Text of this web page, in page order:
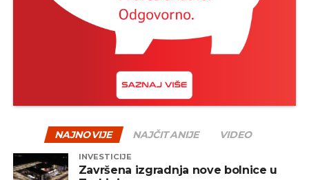
NAJNOVIJE NAJČITANIJE VIDEO
INVESTICIJE
Završena izgradnja nove bolnice u